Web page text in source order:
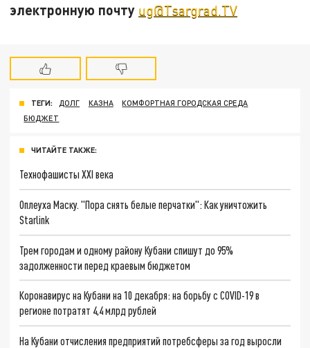
электронную почту ug@Tsargrad.TV
ТЕГИ: ДОЛГ КАЗНА
КОМФОРТНАЯ ГОРОДСКАЯ СРЕДА
БЮДЖЕТ
ЧИТАЙТЕ ТАКЖЕ:
Технофашисты XXI века
Оплеуха Маску. "Пора снять белые перчатки": Как уничтожить
Starlink
Трем городам и одному району Кубани спишут до 95%
задолженности перед краевым бюджетом
Коронавирус на Кубани на 10 декабря: на борьбу с COVID-19 в
регионе потратят 4,4 млрд рублей
На Кубани отчисления предприятий потребсферы за год выросли